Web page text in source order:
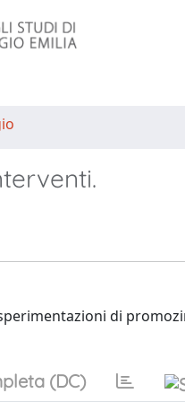
di
(DC)